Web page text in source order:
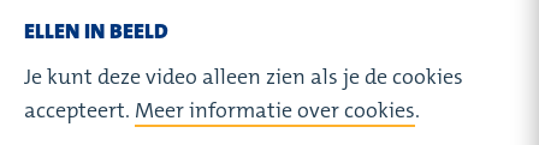
Je kunt deze video alleen zien als je de cookies
accepteert. Meer informatie over cookies.
ELLEN IN BEELD